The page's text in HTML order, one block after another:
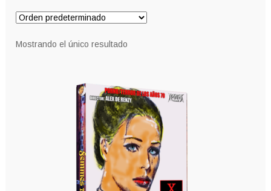
Mostrando el único resultado